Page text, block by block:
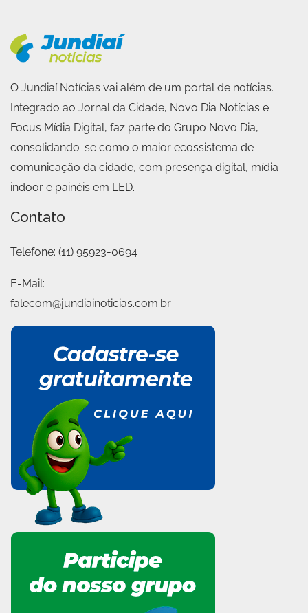
O Jundiaí Notícias vai além de um portal de notícias.
Integrado ao Jornal da Cidade, Novo Dia Notícias e
Focus Mídia Digital, faz parte do Grupo Novo Dia,
consolidando-se como o maior ecossistema de
comunicação da cidade, com presença digital, mídia
indoor e painéis em LED.
Contato
Telefone: (11) 95923-0694
E-Mail:
falecom@jundiainoticias.com.br